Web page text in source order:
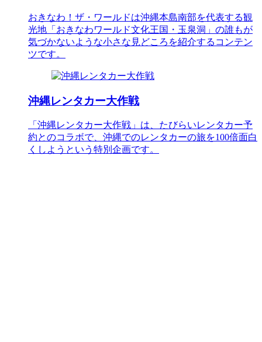
おきなわ！ザ・ワールドは沖縄本島南部を代表する観
光地「おきなわワールド文化王国・玉泉洞」の誰もが
気づかないような小さな見どころを紹介するコンテン
ツです。
沖縄レンタカー大作戦
「沖縄レンタカー大作戦」は、たびらいレンタカー予
約とのコラボで、沖縄でのレンタカーの旅を100倍面白
くしようという特別企画です。